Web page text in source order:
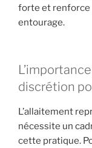
forte et renforce
entourage.
discrétion
L’allaitement
nécessite un
cette pratique.